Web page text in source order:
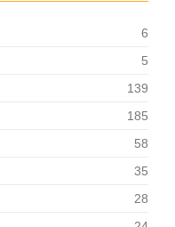
6
5
139
185
58
35
28